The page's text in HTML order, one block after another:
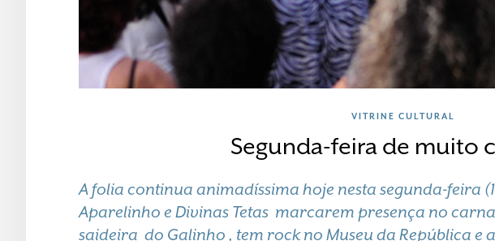
VITRINE CULTURAL
Segunda-feira de muito
A folia continua animadíssima hoje nesta segunda-feira
Aparelinho e Divinas Tetas marcarem presença no
saideira do Galinho , tem rock no Museu da República e